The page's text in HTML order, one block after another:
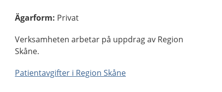
Ägarform: Privat
Verksamheten arbetar på uppdrag av Region
Skåne.
Patientavgifter i Region Skåne